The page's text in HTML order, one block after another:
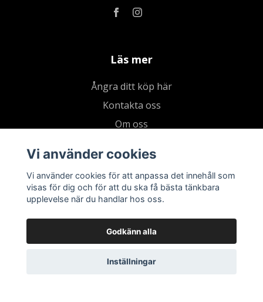
Läs mer
Ångra ditt köp här
Kontakta oss
Om oss
Kundklubb
Presentkort
Vi använder cookies
Vi använder cookies för att anpassa det innehåll som
visas för dig och för att du ska få bästa tänkbara
upplevelse när du handlar hos oss.
Godkänn alla
Inställningar